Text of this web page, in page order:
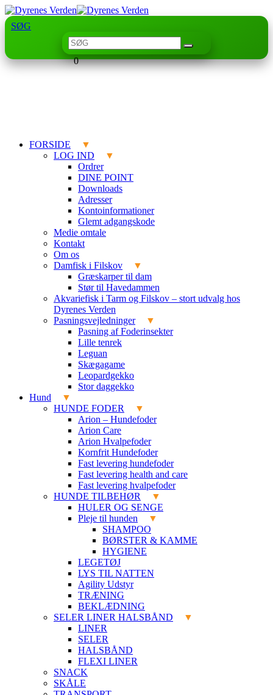
SØG
0
FORSIDE
LOG IND
Ordrer
DINE POINT
Downloads
Adresser
Kontoinformationer
Glemt adgangskode
Medie omtale
Kontakt
Om os
Damfisk i Filskov
Græskarper til dam
Stør til Havedammen
Akvariefisk i Tarm og Filskov – stort udvalg hos
Dyrenes Verden
Pasningsvejledninger
Pasning af Foderinsekter
Lille tenrek
Leguan
Skægagame
Leopardgekko
Stor daggekko
Hund
HUNDE FODER
Arion – Hundefoder
Arion Care
Arion Hvalpefoder
Kornfrit Hundefoder
Fast levering hundefoder
Fast levering health and care
Fast levering hvalpefoder
HUNDE TILBEHØR
HULER OG SENGE
Pleje til hunden
SHAMPOO
BØRSTER & KAMME
HYGIENE
LEGETØJ
LYS TIL NATTEN
Agility Udstyr
TRÆNING
BEKLÆDNING
SELER LINER HALSBÅND
LINER
SELER
HALSBÅND
FLEXI LINER
SNACK
SKÅLE